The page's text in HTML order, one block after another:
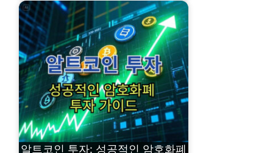
알트코인 투자: 성공적인 암호화폐